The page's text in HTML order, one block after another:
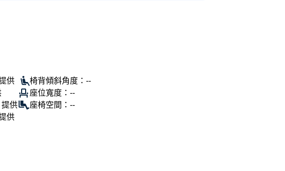
供
供
供
椅背傾斜角度：--
座位寬度：--
座椅空間：--